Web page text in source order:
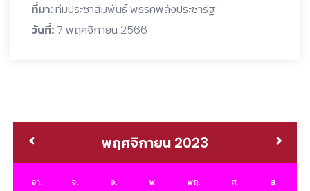
ที่มา:ทีมประชาสัมพันธ์ พรรคพลังประชารัฐ
วันที่:7 พฤศจิกายน 2566
พฤศจิกายน 2023
อา. จ. อ. พ. พฤ. ศ. ส.